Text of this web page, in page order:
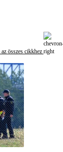
összes cikkhez